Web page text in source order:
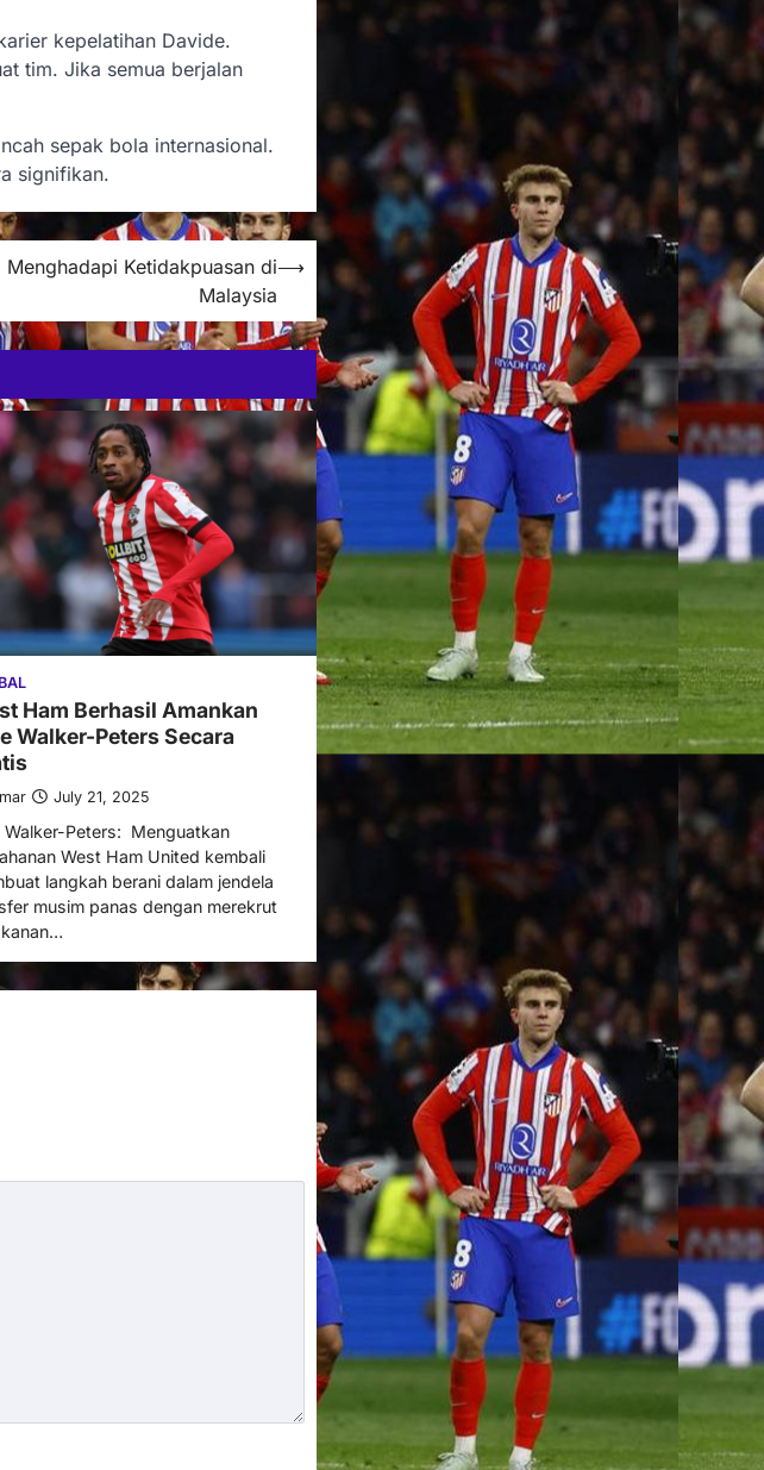
kepelatihan Davide.
tim. Jika semua berjalan
sepak bola internasional.
signifikan.
Ketidakpuasan di
Malaysia
⟶
Ham Berhasil Amankan
Walker-Peters Secara
July 21, 2025
Walker-Peters: Menguatkan
West Ham United kembali
langkah berani dalam jendela
musim panas dengan merekrut